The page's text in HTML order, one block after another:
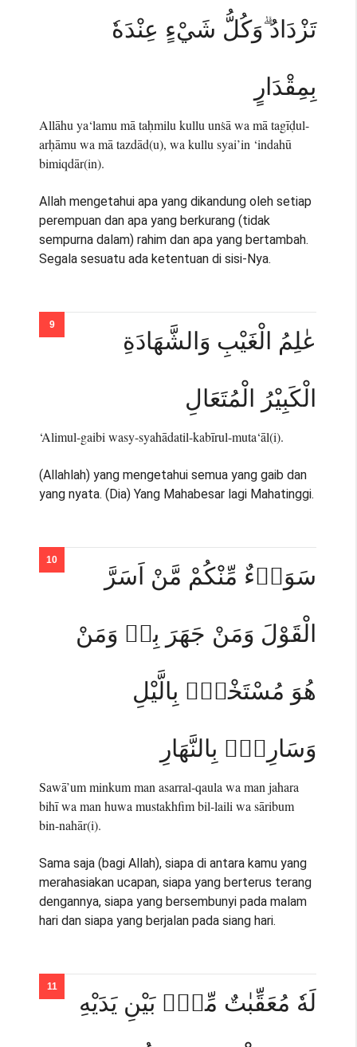
تَزْدَادُ ۗوَكُلُّ شَيْءٍ عِنْدَهٗ
بِمِقْدَارٍ
Allāhu ya‘lamu mā taḥmilu kullu unṡā wa mā tagīḍul-
arḥāmu wa mā tazdād(u), wa kullu syai’in ‘indahū
bimiqdār(in).
Allah mengetahui apa yang dikandung oleh setiap
perempuan dan apa yang berkurang (tidak
sempurna dalam) rahim dan apa yang bertambah.
Segala sesuatu ada ketentuan di sisi-Nya.
عٰلِمُ الْغَيْبِ وَالشَّهَادَةِ
الْكَبِيْرُ الْمُتَعَالِ
‘Alimul-gaibi wasy-syahādatil-kabīrul-muta‘āl(i).
(Allahlah) yang mengetahui semua yang gaib dan
yang nyata. (Dia) Yang Mahabesar lagi Mahatinggi.
سَوَاۤءٌ مِّنْكُمْ مَّنْ اَسَرَّ
الْقَوْلَ وَمَنْ جَهَرَ بِهٖ وَمَنْ
هُوَ مُسْتَخْفٍۢ بِالَّيْلِ
وَسَارِبٌۢ بِالنَّهَارِ
Sawā’um minkum man asarral-qaula wa man jahara
bihī wa man huwa mustakhfim bil-laili wa sāribum
bin-nahār(i).
Sama saja (bagi Allah), siapa di antara kamu yang
merahasiakan ucapan, siapa yang berterus terang
dengannya, siapa yang bersembunyi pada malam
hari dan siapa yang berjalan pada siang hari.
لَهٗ مُعَقِّبٰتٌ مِّنْۢ بَيْنِ يَدَيْهِ